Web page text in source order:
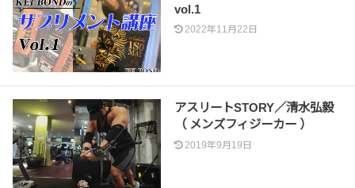
vol.1
2022年11月22日
アスリートSTORY／清水弘毅
（ メンズフィジーカー ）
2019年9月19日